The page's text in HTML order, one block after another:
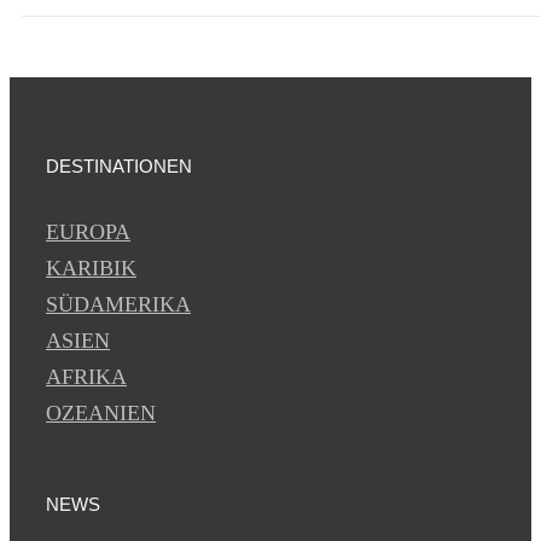
DESTINATIONEN
EUROPA
KARIBIK
SÜDAMERIKA
ASIEN
AFRIKA
OZEANIEN
NEWS